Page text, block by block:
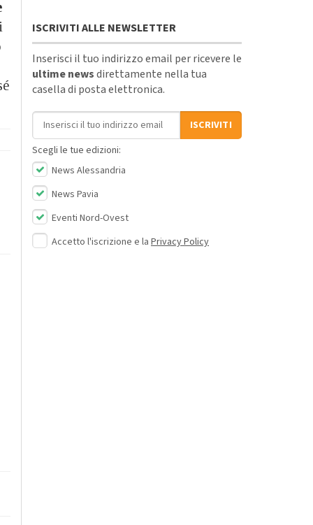
ISCRIVITI ALLE NEWSLETTER
Inserisci il tuo indirizzo email per ricevere le
ultime newsdirettamente nella tua
casella di posta elettronica.
Indirizzo email
ISCRIVITI
Scegli le tue edizioni:
News Alessandria
News Pavia
Eventi Nord-Ovest
Accetto l'iscrizione e la Privacy Policy